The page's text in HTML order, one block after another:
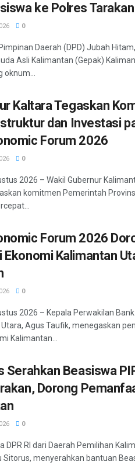
ke Polres Tarakan
0
Daerah (DPD) Jubah
Asli Kalimantan (Gepak)
oknum...
Kaltara Tegaskan
dan Investasi
Forum 2026
0
2026 – Wakil Gubernur
komitmen Pemerintah
Forum 2026
Kalimantan
0
2026 – Kepala Perwakilan
Agus Taufik, menegaskan
Kalimantan...
Serahkan Beasiswa
Dorong
0
DPR RI dari Daerah Pemilihan
Sitorus, menyerahkan bantuan